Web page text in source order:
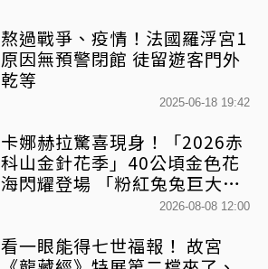
熬過戰爭、疫情！法國羅浮宮1
原因無預警閉館 徒留遊客門外
乾等
2025-06-18 19:42
卡娜赫拉驚喜現身！「2026赤
科山金針花季」40公頃金色花
海閃耀登場 「粉紅兔兔巨大氣
球+超狂500樂遊券」快追
2026-08-08 12:00
看一眼能得七世福報！ 故宮